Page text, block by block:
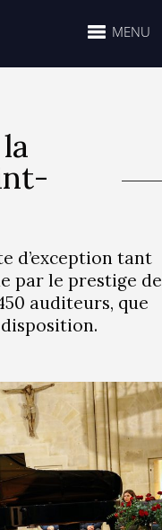
MENU
d’exception tant
par le prestige de
auditeurs, que